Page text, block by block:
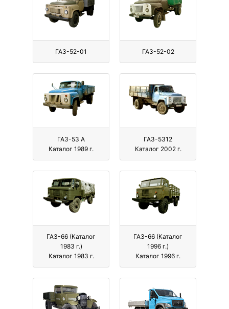
ГАЗ-52-01 ГАЗ-52-02
ГАЗ-53 А
Каталог 1989 г.
ГАЗ-5312
Каталог 2002 г.
ГАЗ-66 (Каталог
1983 г.)
Каталог 1983 г.
ГАЗ-66 (Каталог
1996 г.)
Каталог 1996 г.